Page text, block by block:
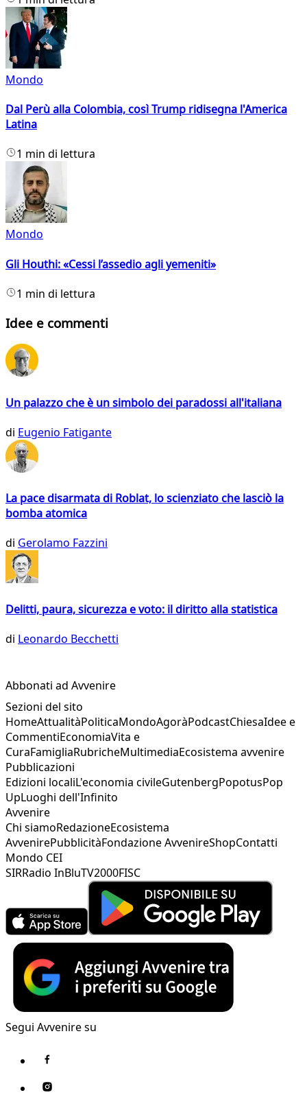
Mondo
Dal Perù alla Colombia, così Trump ridisegna l'America
Latina
1 min di lettura
Mondo
Gli Houthi: «Cessi l’assedio agli yemeniti»
1 min di lettura
Idee e commenti
Un palazzo che è un simbolo dei paradossi all'italiana
di Eugenio Fatigante
La pace disarmata di Roblat, lo scienziato che lasciò la
bomba atomica
di Gerolamo Fazzini
Delitti, paura, sicurezza e voto: il diritto alla statistica
di Leonardo Becchetti
Abbonati ad Avvenire
Sezioni del sito
HomeAttualitàPoliticaMondoAgoràPodcastChiesaIdee e
CommentiEconomiaVita e
CuraFamigliaRubricheMultimediaEcosistema avvenire
Pubblicazioni
Edizioni localiL'economia civileGutenbergPopotusPop
UpLuoghi dell'Infinito
Avvenire
Chi siamoRedazioneEcosistema
AvvenirePubblicitàFondazione AvvenireShopContatti
Mondo CEI
SIRRadio InBluTV2000FISC
Segui Avvenire su